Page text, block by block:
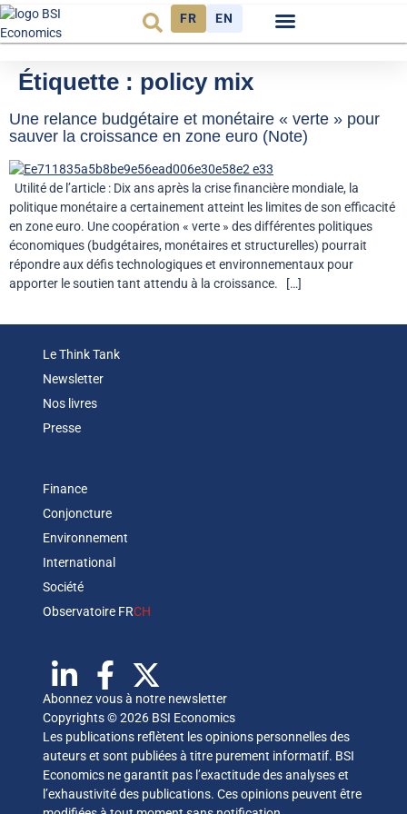
FR EN
Étiquette : policy mix
Une relance budgétaire et monétaire « verte » pour
sauver la croissance en zone euro (Note)
Utilité de l’article : Dix ans après la crise financière mondiale, la
politique monétaire a certainement atteint les limites de son efficacité
en zone euro. Une coopération « verte » des différentes politiques
économiques (budgétaires, monétaires et structurelles) pourrait
répondre aux défis technologiques et environnementaux pour
apporter le soutien tant attendu à la croissance. […]
Le Think Tank
Newsletter
Nos livres
Presse
Finance
Conjoncture
Environnement
International
Société
Observatoire FRCH
Abonnez vous à notre newsletter
Copyrights © 2026 BSI Economics
Les publications reflètent les opinions personnelles des
auteurs et sont publiées à titre purement informatif. BSI
Economics ne garantit pas l’exactitude des analyses et
l’exhaustivité des publications. Ces opinions peuvent être